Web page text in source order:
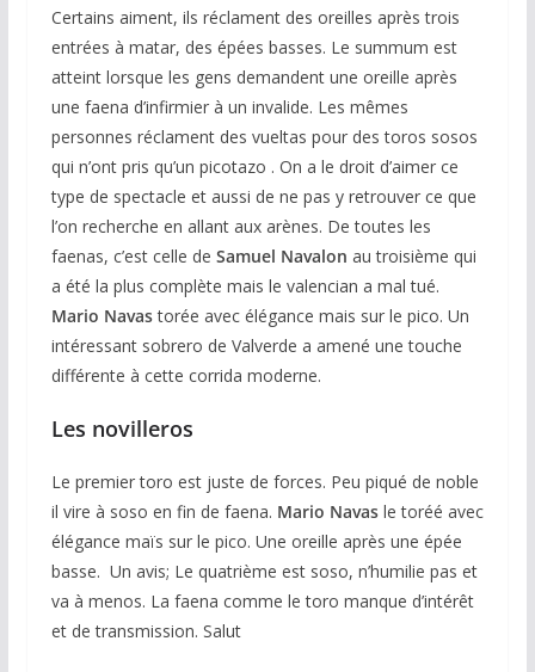
Certains aiment, ils réclament des oreilles après trois
entrées à matar, des épées basses. Le summum est
atteint lorsque les gens demandent une oreille après
une faena d’infirmier à un invalide. Les mêmes
personnes réclament des vueltas pour des toros sosos
qui n’ont pris qu’un picotazo . On a le droit d’aimer ce
type de spectacle et aussi de ne pas y retrouver ce que
l’on recherche en allant aux arènes. De toutes les
faenas, c’est celle de Samuel Navalon au troisième qui
a été la plus complète mais le valencian a mal tué.
Mario Navastorée avec élégance mais sur le pico. Un
intéressant sobrero de Valverde a amené une touche
différente à cette corrida moderne.
Les novilleros
Le premier toro est juste de forces. Peu piqué de noble
il vire à soso en fin de faena. Mario Navasle toréé avec
élégance maïs sur le pico. Une oreille après une épée
basse. Un avis; Le quatrième est soso, n’humilie pas et
va à menos. La faena comme le toro manque d’intérêt
et de transmission. Salut